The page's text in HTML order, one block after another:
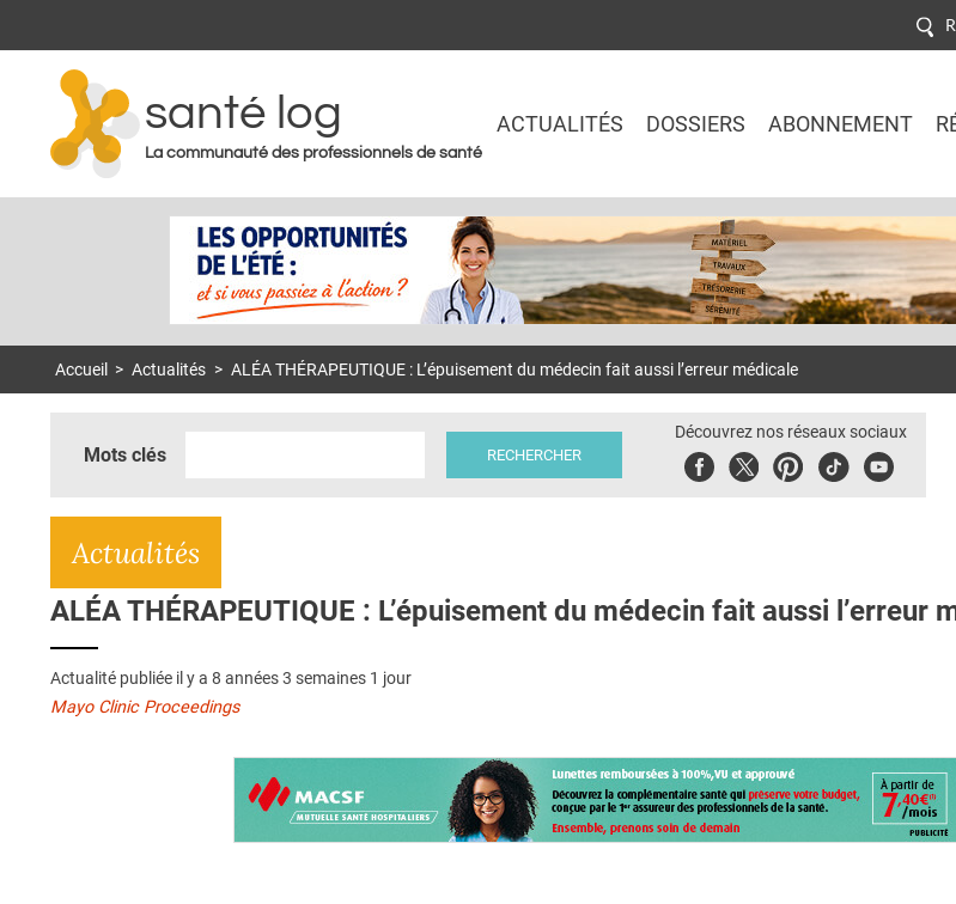
santé log
La communauté des professionnels de santé
ACTUALITÉS DOSSIERS ABONNEMENT
Accueil > Actualités > ALÉA THÉRAPEUTIQUE : L’épuisement du médecin fait aussi l’erreur médicale
Mots clés
Découvrez nos réseaux sociaux
FacebookTwitterPinterest
TiktokYoubute
Actualités
ALÉA THÉRAPEUTIQUE : L’épuisement du médecin fait aussi l’erreur
Actualité publiée il y a 8 années 3 semaines 1 jour
Mayo Clinic Proceedings